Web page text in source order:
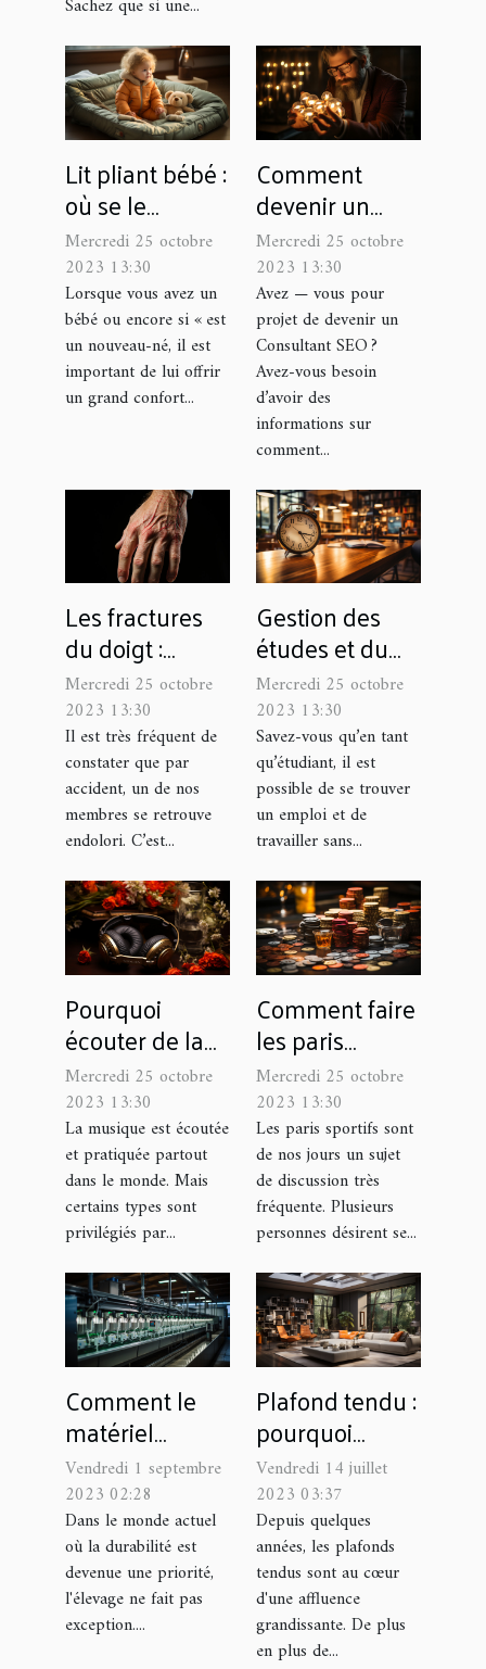
Sachez que si une...
Lit pliant bébé :
où se le
procurer ?
Mercredi 25 octobre
2023 13:30
Lorsque vous avez un
bébé ou encore si « est
un nouveau-né, il est
important de lui offrir
un grand confort...
Comment
devenir un
Consultant
SEO ?
Mercredi 25 octobre
2023 13:30
Avez — vous pour
projet de devenir un
Consultant SEO ?
Avez-vous besoin
d’avoir des
informations sur
comment...
Les fractures
du doigt :
parlons-en !
Mercredi 25 octobre
2023 13:30
Il est très fréquent de
constater que par
accident, un de nos
membres se retrouve
endolori. C’est...
Gestion des
études et du
travail à temps
partiel :
Comment s'y
prendre ?
Mercredi 25 octobre
2023 13:30
Savez-vous qu’en tant
qu’étudiant, il est
possible de se trouver
un emploi et de
travailler sans...
Pourquoi
écouter de la
musique
classique ?
Mercredi 25 octobre
2023 13:30
La musique est écoutée
et pratiquée partout
dans le monde. Mais
certains types sont
privilégiés par...
Comment faire
les paris
sportifs ?
Mercredi 25 octobre
2023 13:30
Les paris sportifs sont
de nos jours un sujet
de discussion très
fréquente. Plusieurs
personnes désirent se...
Comment le
matériel
d'élevage aide
à la durabilité
Vendredi 1 septembre
2023 02:28
Dans le monde actuel
où la durabilité est
devenue une priorité,
l'élevage ne fait pas
exception....
Plafond tendu :
pourquoi
confier la pose
à un spécialiste
?
Vendredi 14 juillet
2023 03:37
Depuis quelques
années, les plafonds
tendus sont au cœur
d'une affluence
grandissante. De plus
en plus de...